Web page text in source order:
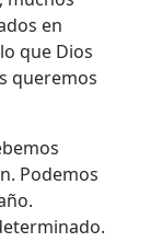
en
que Dios
queremos
Podemos